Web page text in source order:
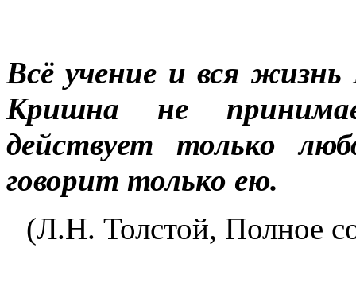
Всё учение и вся
Кришна не
действует только
говорит только ею.
(Л.Н. Толстой, Полное